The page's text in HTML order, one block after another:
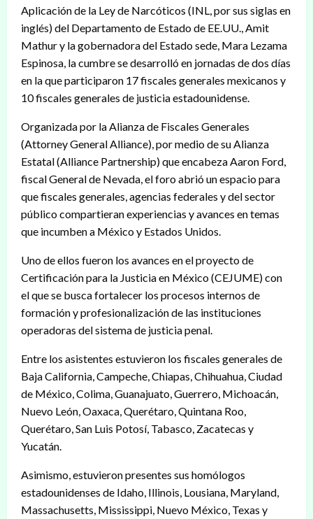
Aplicación de la Ley de Narcóticos (INL, por sus siglas en
inglés) del Departamento de Estado de EE.UU., Amit
Mathur y la gobernadora del Estado sede, Mara Lezama
Espinosa, la cumbre se desarrolló en jornadas de dos días
en la que participaron 17 fiscales generales mexicanos y
10 fiscales generales de justicia estadounidense.
Organizada por la Alianza de Fiscales Generales
(Attorney General Alliance), por medio de su Alianza
Estatal (Alliance Partnership) que encabeza Aaron Ford,
fiscal General de Nevada, el foro abrió un espacio para
que fiscales generales, agencias federales y del sector
público compartieran experiencias y avances en temas
que incumben a México y Estados Unidos.
Uno de ellos fueron los avances en el proyecto de
Certificación para la Justicia en México (CEJUME) con
el que se busca fortalecer los procesos internos de
formación y profesionalización de las instituciones
operadoras del sistema de justicia penal.
Entre los asistentes estuvieron los fiscales generales de
Baja California, Campeche, Chiapas, Chihuahua, Ciudad
de México, Colima, Guanajuato, Guerrero, Michoacán,
Nuevo León, Oaxaca, Querétaro, Quintana Roo,
Querétaro, San Luis Potosí, Tabasco, Zacatecas y
Yucatán.
Asimismo, estuvieron presentes sus homólogos
estadounidenses de Idaho, Illinois, Lousiana, Maryland,
Massachusetts, Mississippi, Nuevo México, Texas y